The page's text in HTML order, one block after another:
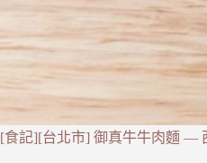
[食記][台北市] 御真牛牛肉麵 —